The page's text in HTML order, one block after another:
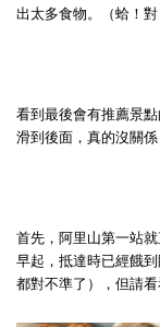
出太多食物。（蛤！對
看到最後會有推薦景
滑到後面，真的沒關
首先，阿里山第一站
早起，抵達時已經餓
都對不準了），但請